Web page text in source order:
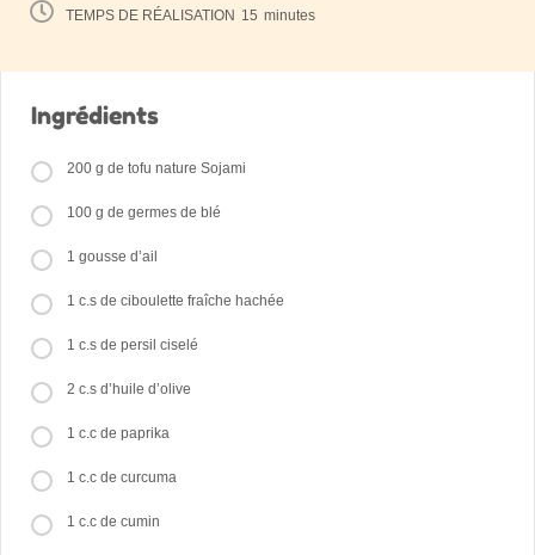
TEMPS DE RÉALISATION 15 minutes
Ingrédients
200 g de tofu nature Sojami
100 g de germes de blé
1 gousse d’ail
1 c.s de ciboulette fraîche hachée
1 c.s de persil ciselé
2 c.s d’huile d’olive
1 c.c de paprika
1 c.c de curcuma
1 c.c de cumin